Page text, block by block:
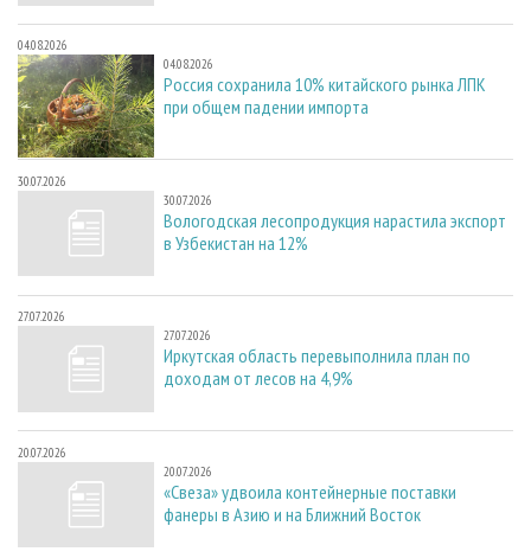
04.08.2026
04.08.2026
Россия сохранила 10% китайского рынка ЛПК
при общем падении импорта
30.07.2026
30.07.2026
Вологодская лесопродукция нарастила экспорт
в Узбекистан на 12%
27.07.2026
27.07.2026
Иркутская область перевыполнила план по
доходам от лесов на 4,9%
20.07.2026
20.07.2026
«Свеза» удвоила контейнерные поставки
фанеры в Азию и на Ближний Восток